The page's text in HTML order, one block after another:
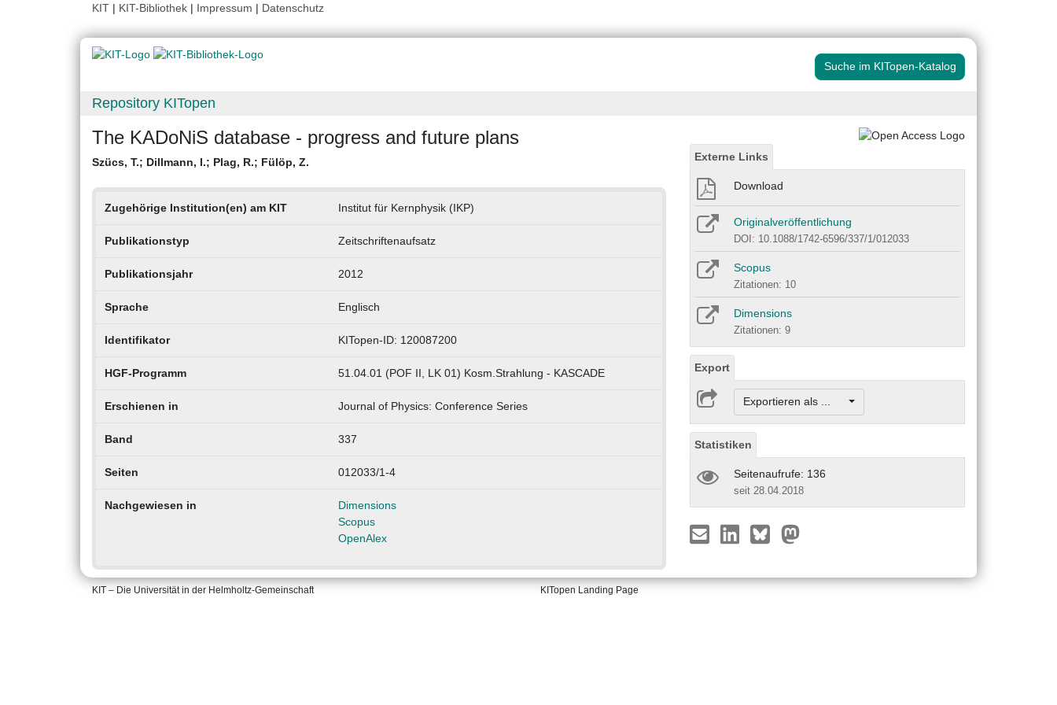
KIT | KIT-Bibliothek | Impressum | Datenschutz
Suche im KITopen-Katalog
Repository KITopen
The KADoNiS database - progress and future plans
Szücs, T.; Dillmann, I.; Plag, R.; Fülöp, Z.
Zugehörige Institution(en) am KIT Institut für Kernphysik (IKP)
Publikationstyp Zeitschriftenaufsatz
Publikationsjahr 2012
Sprache Englisch
Identifikator KITopen-ID: 120087200
HGF-Programm 51.04.01 (POF II, LK 01) Kosm.Strahlung - KASCADE
Erschienen in Journal of Physics: Conference Series
Band 337
Seiten 012033/1-4
Nachgewiesen in
Dimensions
Scopus
OpenAlex
Externe Links
Download
Originalveröffentlichung
DOI: 10.1088/1742-6596/337/1/012033
Scopus
Zitationen: 10
Dimensions
Zitationen: 9
Export
Exportieren als ...
Statistiken
Seitenaufrufe: 136
seit 28.04.2018
KIT – Die Universität in der Helmholtz-Gemeinschaft KITopen Landing Page